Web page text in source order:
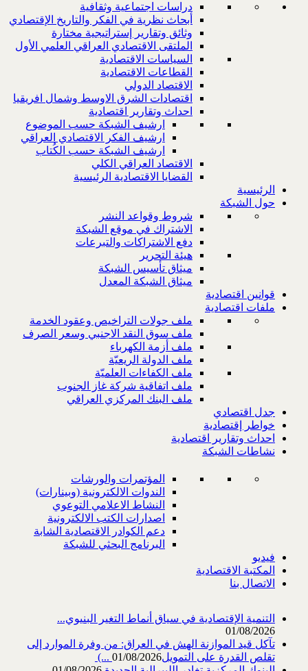
دراسات اجتماعية وثقافية
أبحاث نظرية في الفكر والتاريخ الإقتصادي
وثائق وتقارير إستراتيجية مختارة
الملتقى الاقتصادي العراقي العلمي الأول
السياسات الاقتصادية
القطاعات الاقتصادية
الاقتصاد الدولي
اقتصادات الشرق الاوسط وشمال افريقيا
احداث وتقارير اقتصادية
ارشيف الشبكة حسب الموضوع
ارشيف الفكر الاقتصادي العراقي
ارشيف الشبكة حسب الكُتاب
الاقتصاد العراقي الكلي
القضايا الاقتصادية الرئيسية
الرئيسية
حول الشبكة
شروط وقواعد النشر
الاشتراك في موقع الشبكة
دفع الاشتراكات والتبرعات
هيئة التحرير
ميثاق تأسيس الشبكة
ميثاق الشبكة المعدل
قوانين اقتصادية
ملفات اقتصادية
ملف جولات التراخيص وعقود الخدمة
ملف سوق النقد الاجنبي وسعر الصرف
ملف أزمة الكهرباء
ملف الدولة الريعيّة
ملف الكفاءات العلميّة
ملف اتفاقية شركة غاز الجنوب
ملف البنك المركزي العراقي
جدل اقتصادي
خواطر إقتصادية
احداث وتقارير اقتصادية
نشاطات الشبكة
المؤتمرات والورشات
الندوات الالكترونية (وبينارات)
النشاط الاعلامي التوعوي
اصدارات الكتب الالكترونية
دعم الكوادر الاقتصادية الشابة
البرنامج البحثي للشبكة
فيديو
المكتبة الاقتصادية
الاتصال بنا
التنمية الإقتصادية في سياق أنماط التغير البنيوي...
01/08/2026
تآكل قيد الموازنة الهش في العراق: من وفرة الموارد إلى
تقلص القدرة على التمويل‎ (...01/08/2026